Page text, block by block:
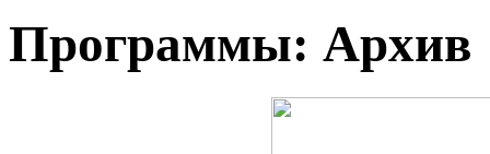
Программы: Архив